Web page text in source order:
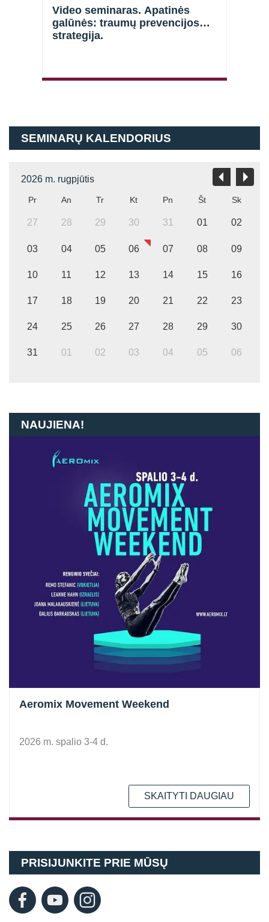
Video seminaras. Apatinės
galūnės: traumų prevencijos
strategija.
SEMINARŲ KALENDORIUS
2026 m. rugpjūtis
Pr An Tr Kt Pn Št Sk
27 28 29 30 31 01 02
03 04 05 06 07 08 09
10 11 12 13 14 15 16
17 18 19 20 21 22 23
24 25 26 27 28 29 30
31 01 02 03 04 05 06
NAUJIENA!
Aeromix Movement Weekend
2026 m. spalio 3-4 d.
SKAITYTI DAUGIAU
PRISIJUNKITE PRIE MŪSŲ